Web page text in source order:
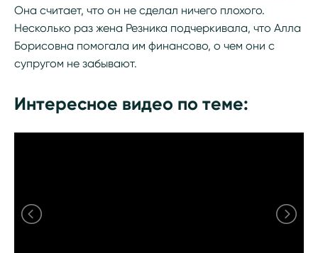
Она считает, что он не сделал ничего плохого.
Несколько раз жена Резника подчеркивала, что Алла
Борисовна помогала им финансово, о чем они с
супругом не забывают.
Интересное видео по теме: